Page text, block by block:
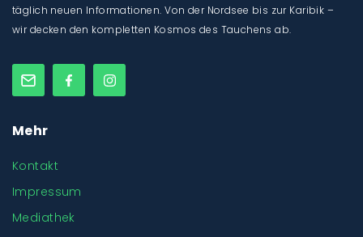
täglich neuen Informationen. Von der Nordsee bis zur Karibik –
wir decken den kompletten Kosmos des Tauchens ab.
Mehr
Kontakt
Impressum
Mediathek